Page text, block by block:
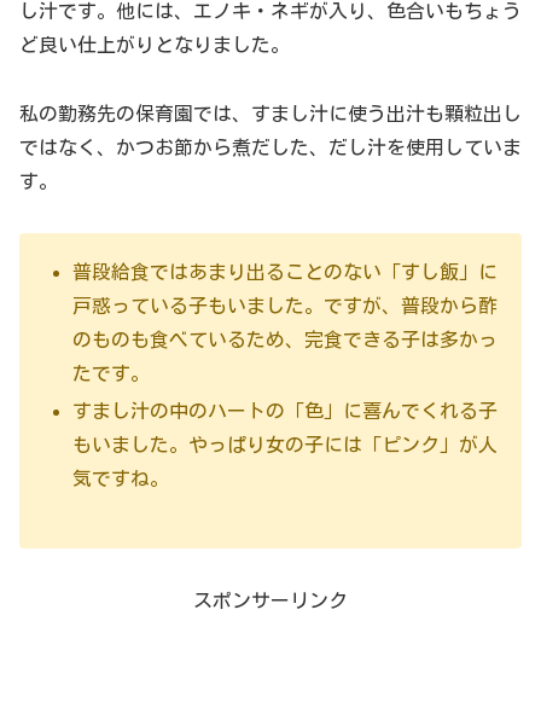
し汁です。他には、エノキ・ネギが入り、色合いもちょう
ど良い仕上がりとなりました。
私の勤務先の保育園では、すまし汁に使う出汁も顆粒出し
ではなく、かつお節から煮だした、だし汁を使用していま
す。
普段給食ではあまり出ることのない「すし飯」に
戸惑っている子もいました。ですが、普段から酢
のものも食べているため、完食できる子は多かっ
たです。
すまし汁の中のハートの「色」に喜んでくれる子
もいました。やっぱり女の子には「ピンク」が人
気ですね。
スポンサーリンク